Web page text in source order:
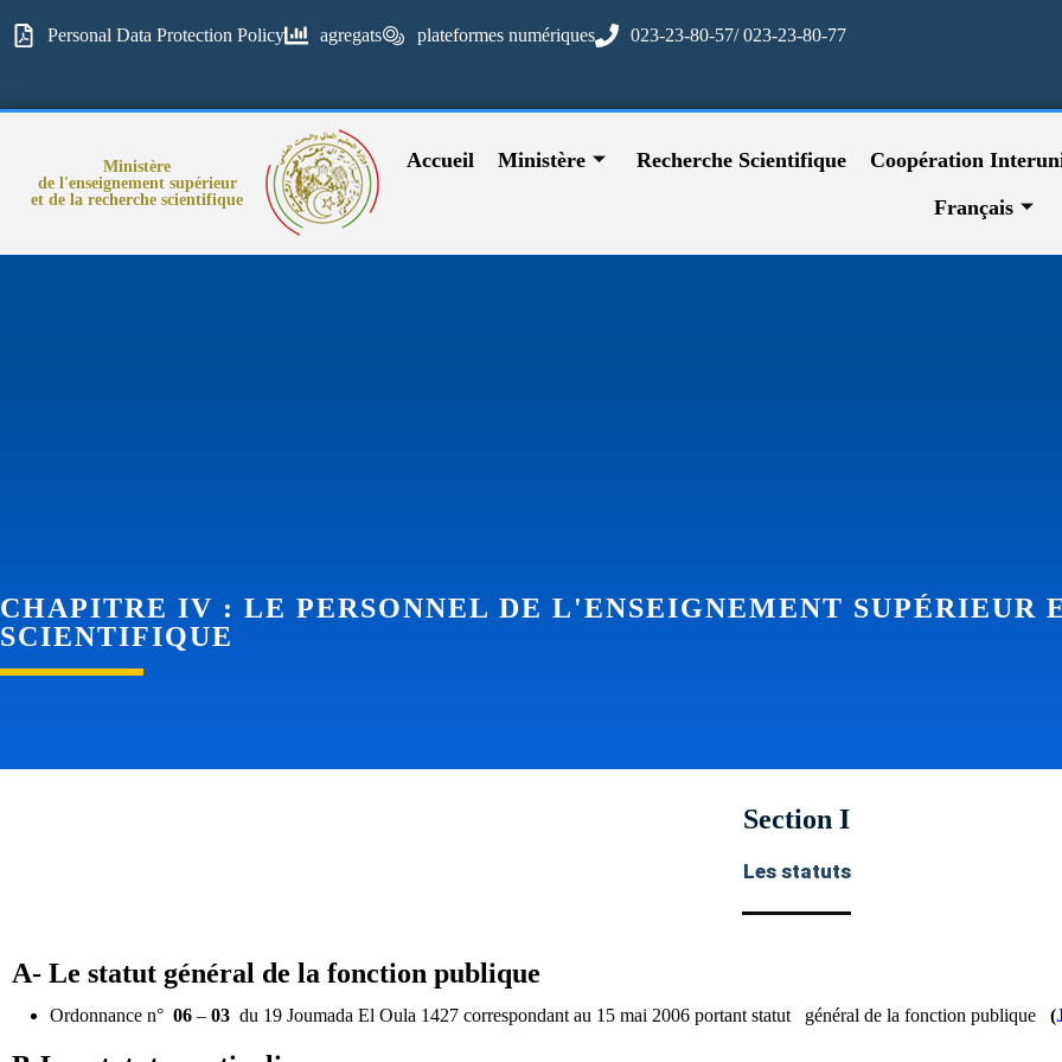
Personal Data Protection Policy agregats plateformes numériques 023-23-80-57/ 023-23-80-77
Ministère
de l'enseignement supérieur
et de la recherche scientifique
Accueil Ministère Recherche Scientifique Coopération
Français
L'ENSEIGNEMENT SUPÉRIEUR ET DE LA RECHERCHE
CHAPITRE IV : LE PERSONNEL DE L'ENSEIGNEMENT SUPÉRIEUR
SCIENTIFIQUE
Section I
Les statuts
A- Le statut général de la fonction publique
Ordonnance n° 06 – 03 du 19 Joumada El Oula 1427 correspondant au 15 mai 2006 portant statut général de la fonction publique (